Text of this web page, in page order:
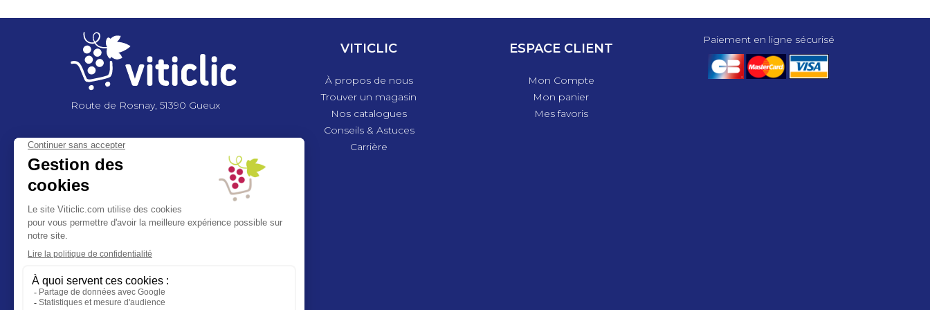
Route de Rosnay, 51390 Gueux
NOUS CONTACTER
+33 3 26 03 6
Exercez vos droits RGPD
Ethic’call
NOUS SUIVRE
VITICLIC
À propos de nous
Trouver un magasin
Nos catalogues
Conseils & Astuces
Carrière
ESPACE CLIENT
Mon Compte
Mon panier
Mes favoris
Paiement en ligne sécurisé